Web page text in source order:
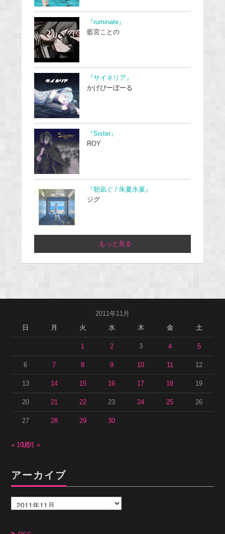
『ruminate』
藍宮ことの
『サイネリア』
かげぴーぼーる
『Sister』
ROY
『朝凪ぐ / 朱夏氷菓』
ジグ
...もっと見る
2011年11月
日
月 火 水 木 金 土
1 2 3 4 5
6 7 8 9 10 11 12
13 14 15 16 17 18 19
20 21 22 23 24 25 26
27 28 29 30
« 10月12月 »
アーカイブ
ー
カ
ブ